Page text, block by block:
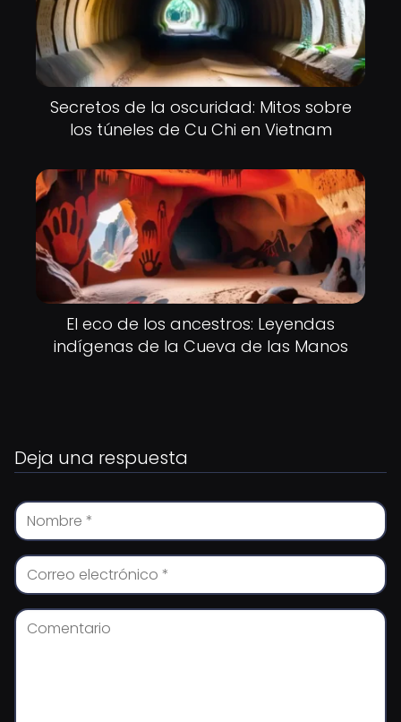
Secretos de la oscuridad: Mitos sobre
los túneles de Cu Chi en Vietnam
El eco de los ancestros: Leyendas
indígenas de la Cueva de las Manos
Deja una respuesta